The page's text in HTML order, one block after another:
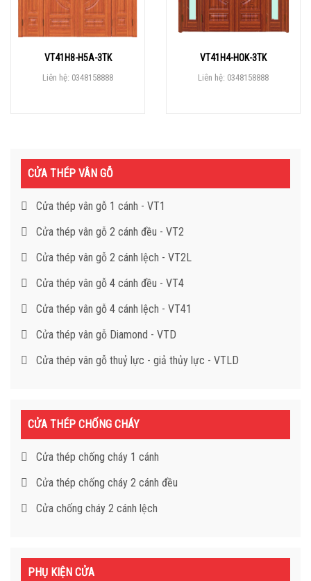
VT41H8-H5A-3TK
Liên hệ: 0348158888
VT41H4-HOK-3TK
Liên hệ: 0348158888
CỬA THÉP VÂN GỖ
Cửa thép vân gỗ 1 cánh - VT1
Cửa thép vân gỗ 2 cánh đều - VT2
Cửa thép vân gỗ 2 cánh lệch - VT2L
Cửa thép vân gỗ 4 cánh đều - VT4
Cửa thép vân gỗ 4 cánh lệch - VT41
Cửa thép vân gỗ Diamond - VTD
Cửa thép vân gỗ thuỷ lực - giả thủy lực - VTLD
CỬA THÉP CHỐNG CHÁY
Cửa thép chống cháy 1 cánh
Cửa thép chống cháy 2 cánh đều
Cửa chống cháy 2 cánh lệch
PHỤ KIỆN CỬA